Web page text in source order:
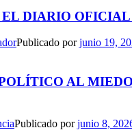
DIARIO
Publicado porjunio 19,
AL
Publicado porjunio 8,